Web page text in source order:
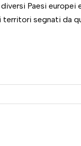
Paesi
segnati da